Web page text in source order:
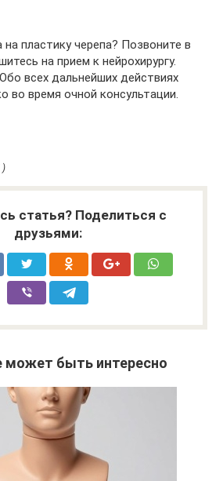
на пластику черепа? Позвоните в
на прием к нейрохирургу.
всех дальнейших действиях
во время очной консультации.
)
статья? Поделиться с
друзьями:
может быть интересно